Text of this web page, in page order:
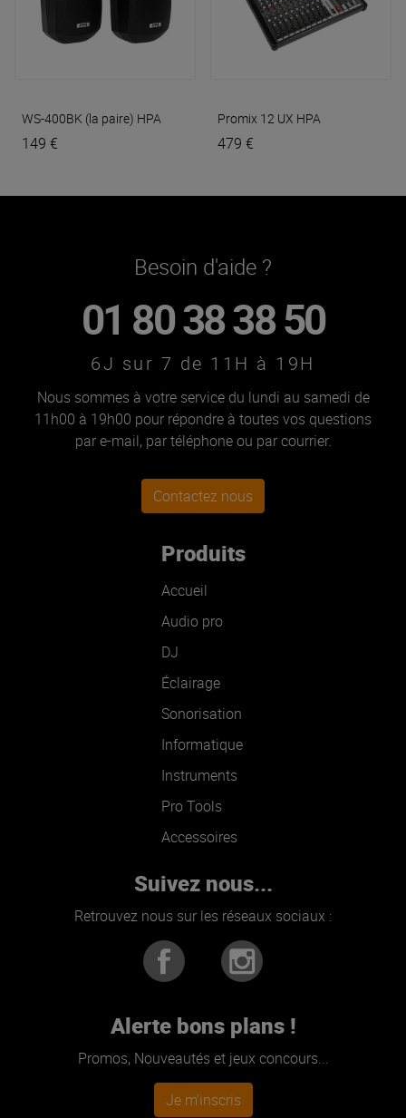
WS-400BK (la paire) HPA
149 €
Promix 12 UX HPA
479 €
Besoin d'aide ?
01 80 38 38 50
6J sur 7 de 11H à 19H
Nous sommes à votre service du lundi au samedi de
11h00 à 19h00 pour répondre à toutes vos questions
par e-mail, par téléphone ou par courrier.
Contactez nous
Produits
Accueil
Audio pro
DJ
Éclairage
Sonorisation
Informatique
Instruments
Pro Tools
Accessoires
Suivez nous...
Retrouvez nous sur les réseaux sociaux :
Alerte bons plans !
Promos, Nouveautés et jeux concours...
Je m'inscris